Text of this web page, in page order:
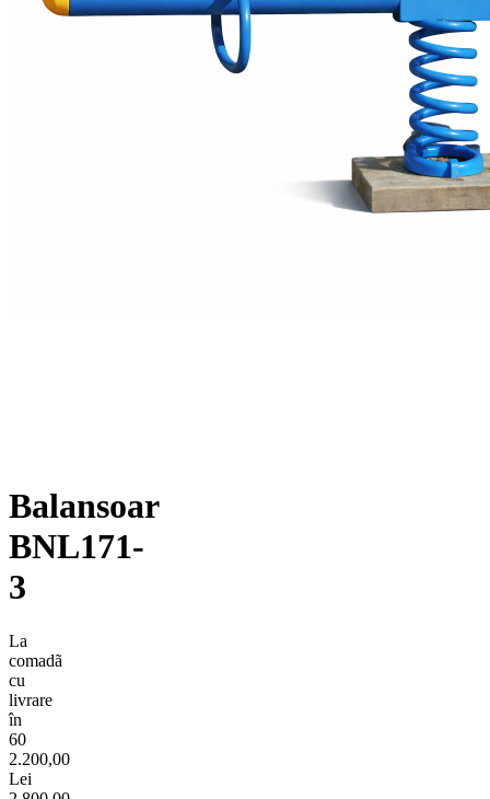
Balansoar
BNL171-
3
La
comadã
cu
livrare
în
60
2.200,00
Lei